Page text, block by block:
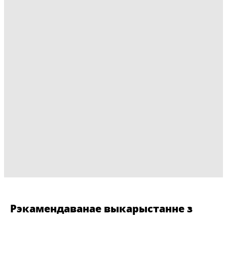
Рэкамендаванае выкарыстанне з